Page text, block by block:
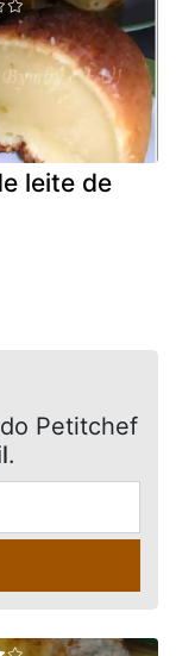
leite de
do Petitchef
.